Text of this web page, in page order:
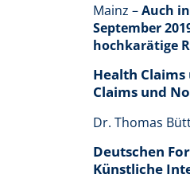
Mainz –Auch
September
hochkarätige
Health
Claims und
Dr. Thomas
Deutschen
Künstliche